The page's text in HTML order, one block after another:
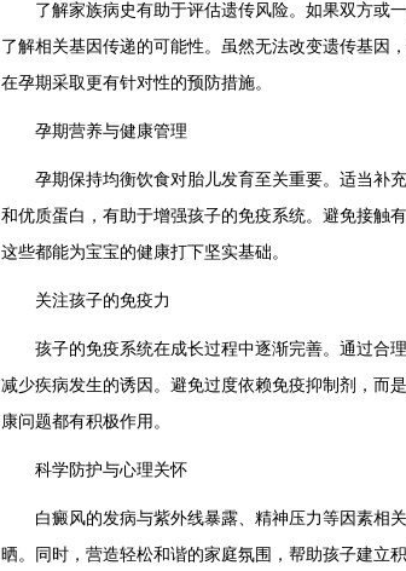
了解家族病史有助于评估遗传风险。如果双方或一
了解相关基因传递的可能性。虽然无法改变遗传基因
在孕期采取更有针对性的预防措施。
孕期营养与健康管理
孕期保持均衡饮食对胎儿发育至关重要。适当补
和优质蛋白，有助于增强孩子的免疫系统。避免接触
这些都能为宝宝的健康打下坚实基础。
关注孩子的免疫力
孩子的免疫系统在成长过程中逐渐完善。通过合理
减少疾病发生的诱因。避免过度依赖免疫抑制剂，而
康问题都有积极作用。
科学防护与心理关怀
白癜风的发病与紫外线暴露、精神压力等因素相
晒。同时，营造轻松和谐的家庭氛围，帮助孩子建立